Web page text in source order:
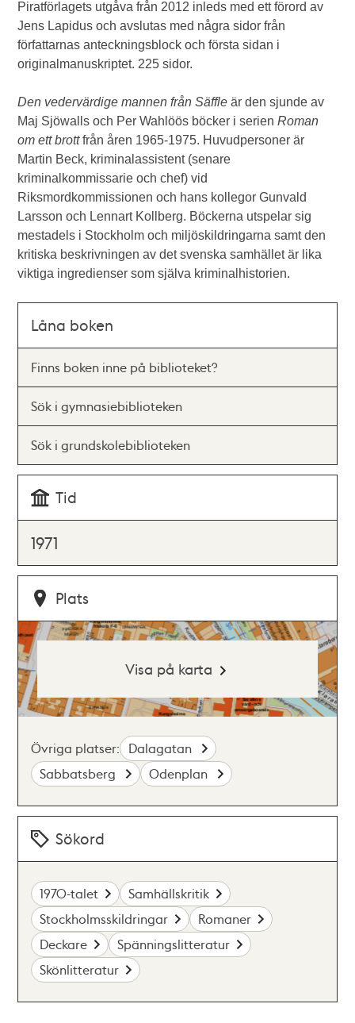
Piratförlagets utgåva från 2012 inleds med ett förord av
Jens Lapidus och avslutas med några sidor från
författarnas anteckningsblock och första sidan i
originalmanuskriptet. 225 sidor.
Den vedervärdige mannen från Säffle är den sjunde av
Maj Sjöwalls och Per Wahlöös böcker i serienRoman
om ett brottfrån åren 1965-1975. Huvudpersoner är
Martin Beck, kriminalassistent (senare
kriminalkommissarie och chef) vid
Riksmordkommissionen och hans kollegor Gunvald
Larsson och Lennart Kollberg. Böckerna utspelar sig
mestadels i Stockholm och miljöskildringarna samt den
kritiska beskrivningen av det svenska samhället är lika
viktiga ingredienser som själva kriminalhistorien.
Låna boken
Finns boken inne på biblioteket?
Sök i gymnasiebiblioteken
Sök i grundskolebiblioteken
Tid
1971
Plats
Visa på karta
Övriga platser: Dalagatan
Sabbatsberg
Odenplan
Sökord
1970-talet
Samhällskritik
Stockholmsskildringar
Romaner
Deckare
Spänningslitteratur
Skönlitteratur